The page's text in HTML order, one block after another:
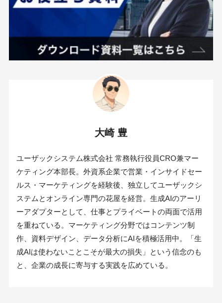
大崎 豊
ユーザックシステム株式会社 常務執行役員CRO兼マー
ケティング本部長。外資系企業で営業・インサイドセー
ルス・マーケティングを経験後、独立してユーザックシ
ステムとオンライン専門の花屋を経営。生成AIのアーリ
ーアダプターとして、仕事とプライベートの両面で活用
を重ねている。マーケティング分野ではコンテンツ制
作、資料デザイン、データ分析にAIを積極活用中。「生
成AIは使わないことこそが最大の損失」という信念のも
と、企業の成長に寄与する実践を広めている。